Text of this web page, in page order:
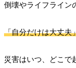
倒壊やライフライン
「自分だけは大丈夫
災害はいつ、どこで